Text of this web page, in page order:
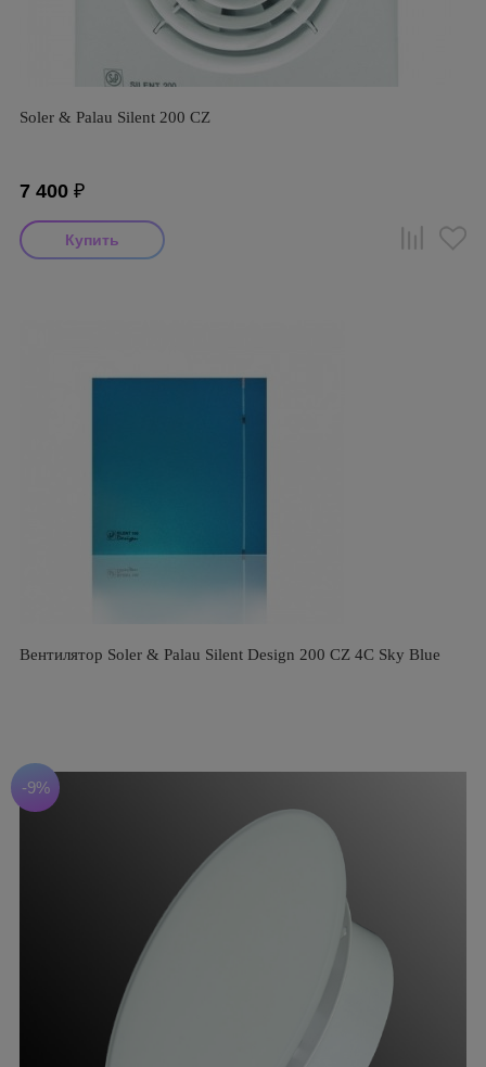
Soler & Palau Silent 200 CZ
7 400 ₽
Вентилятор Soler & Palau Silent Design 200 CZ 4C Sky Blue
-9%